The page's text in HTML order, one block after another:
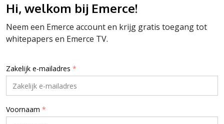
Hi, welkom bij Emerce!
Neem een Emerce account en krijg gratis toegang tot
whitepapers en Emerce TV.
Zakelijk e-mailadres *
Voornaam *